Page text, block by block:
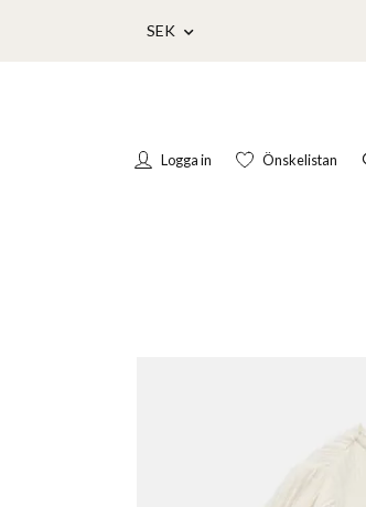
SEK
Logga in Önskelistan